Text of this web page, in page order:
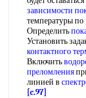
зависимости
температуры по
Определить
Установить
контактного
Включить
преломления
линией в
[c.97]